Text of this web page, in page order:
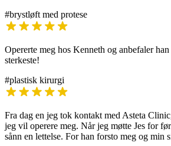
#brystløft med protese
Opererte meg hos Kenneth og anbefaler
sterkeste!
#plastisk kirurgi
Fra dag en jeg tok kontakt med Asteta
jeg vil operere meg. Når jeg møtte Jes for
sånn en lettelse. For han forsto meg og min